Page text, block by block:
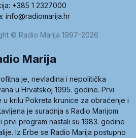
+385 1 2327000
info@radiomarija.hr
© Radio Marija 1997-2026
Marija
je, nevladina i nepolitička
u Hrvatskoj 1995. godine. Prvi
u krilu Pokreta krunice za obraćenje i
je suradnja s Radio Marijom
prvi program nastali su 1983. godine
Iz Erbe se Radio Marija postupno